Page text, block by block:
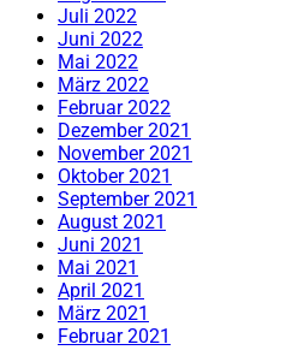
Juli 2022
Juni 2022
Mai 2022
März 2022
Februar 2022
Dezember 2021
November 2021
Oktober 2021
September 2021
August 2021
Juni 2021
Mai 2021
April 2021
März 2021
Februar 2021